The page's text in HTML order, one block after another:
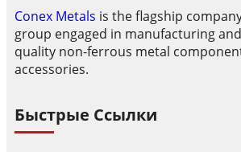
Conex Metals is the flagship
group engaged in manufacturing
quality non-ferrous metal
accessories.
Быстрые Ссылки